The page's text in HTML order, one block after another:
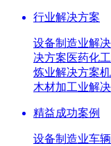
行业解决方案
设备制造业解
决方案医药化
炼业解决方案
木材加工业解
精益成功案例
设备制造业车